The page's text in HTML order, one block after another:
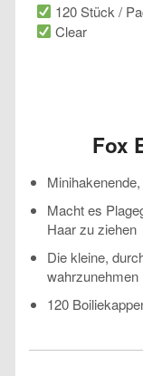
Fox
Macht es
Haar zu ziehen
Die kleine,
wahrzunehmen
120
120 Stück /
Clear